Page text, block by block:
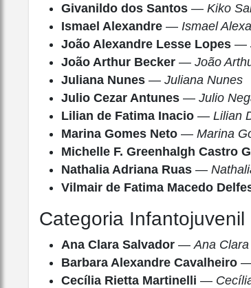
Givanildo dos Santos — Kiko
Ismael Alexandre — Ismael
João Alexandre Lesse Lopes —
João Arthur Becker — João
Juliana Nunes — Juliana Nunes
Julio Cezar Antunes — Julio
Lilian de Fatima Inacio — Lilian
Marina Gomes Neto — Marina
Michelle F. Greenhalgh Castro
Nathalia Adriana Ruas —
Vilmair de Fatima Macedo
Categoria Infantojuvenil
Ana Clara Salvador — Ana Clara
Barbara Alexandre Cavalheiro
Cecília Rietta Martinelli —